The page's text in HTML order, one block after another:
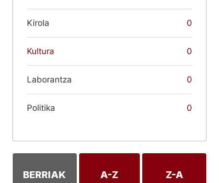
Kirola 0
Kultura 0
Laborantza 0
Politika 0
BERRIAK A-Z Z-A